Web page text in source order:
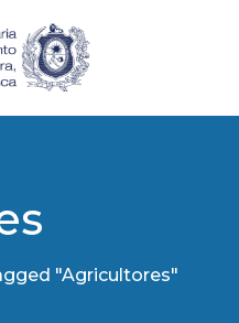
"Agricultores"